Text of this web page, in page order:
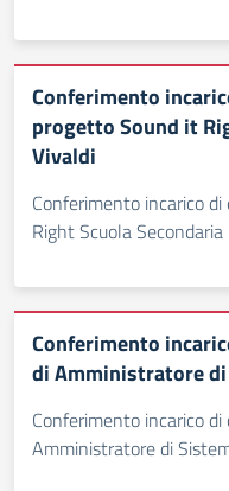
Conferimento
progetto Sound it
Vivaldi
Conferimento incarico
Right Scuola
Conferimento
di Amministratore
Conferimento incarico
Amministratore di